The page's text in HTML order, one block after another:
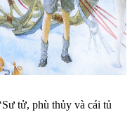
tử, phù thủy và cái tủ